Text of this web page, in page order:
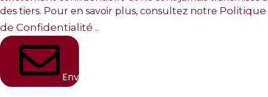
des tiers. Pour en savoir plus, consultez notre Politique
de Confidentialité ..
Envoyer